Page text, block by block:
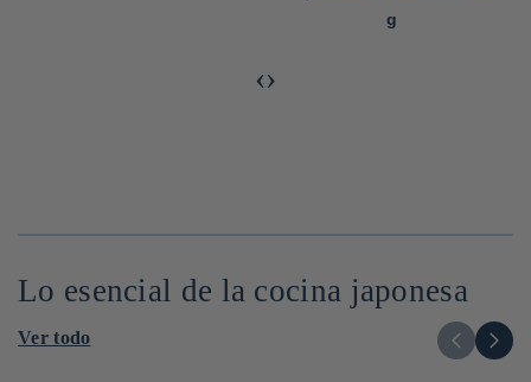
g
‹›
Lo esencial de la cocina japonesa
Ver todo